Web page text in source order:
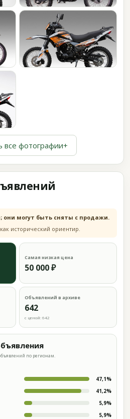
все фотографии+
они могут быть сняты с продажи.
исторический ориентир.
Самая низкая цена
50 000 ₽
Объявлений в архиве
642
с ценой: 642
по регионам.
47,1%
41,2%
5,9%
5,9%